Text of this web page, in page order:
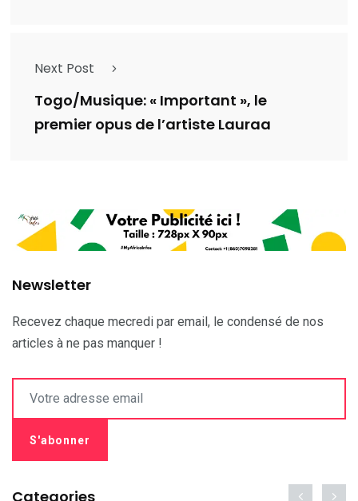
Next Post
Togo/Musique: « Important », le
premier opus de l’artiste Lauraa
Newsletter
Recevez chaque mecredi par email, le condensé de nos
articles à ne pas manquer !
Categories